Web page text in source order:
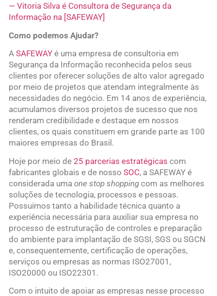
— Vitoria Silva é Consultora de Segurança da
Informação na [SAFEWAY]
Como podemos Ajudar?
A SAFEWAYé uma empresa de consultoria em
Segurança da Informação reconhecida pelos seus
clientes por oferecer soluções de alto valor agregado
por meio de projetos que atendam integralmente às
necessidades do negócio. Em 14 anos de experiência,
acumulamos diversos projetos de sucesso que nos
renderam credibilidade e destaque em nossos
clientes, os quais constituem em grande parte as 100
maiores empresas do Brasil.
Hoje por meio de 25 parcerias estratégicas com
fabricantes globais e de nosso SOC, a SAFEWAY é
considerada uma one stop shoppingcom as melhores
soluções de tecnologia, processos e pessoas.
Possuímos tanto a habilidade técnica quanto a
experiência necessária para auxiliar sua empresa no
processo de estruturação de controles e preparação
do ambiente para implantação de SGSI, SGS ou SGCN
e, consequentemente, certificação de operações,
serviços ou empresas as normas ISO27001,
ISO20000 ou ISO22301.
Com o intuito de apoiar as empresas nesse processo